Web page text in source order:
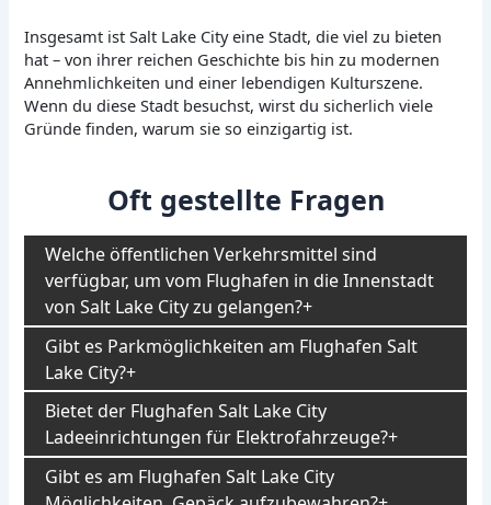
Insgesamt ist Salt Lake City eine Stadt, die viel zu bieten
hat – von ihrer reichen Geschichte bis hin zu modernen
Annehmlichkeiten und einer lebendigen Kulturszene.
Wenn du diese Stadt besuchst, wirst du sicherlich viele
Gründe finden, warum sie so einzigartig ist.
Oft gestellte Fragen
Welche öffentlichen Verkehrsmittel sind
verfügbar, um vom Flughafen in die Innenstadt
von Salt Lake City zu gelangen?
Gibt es Parkmöglichkeiten am Flughafen Salt
Lake City?
Bietet der Flughafen Salt Lake City
Ladeeinrichtungen für Elektrofahrzeuge?
Gibt es am Flughafen Salt Lake City